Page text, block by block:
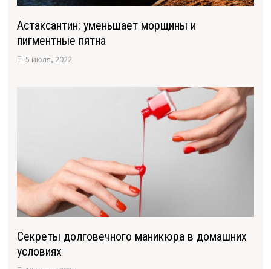
Астаксантин: уменьшает морщины и
пигментные пятна
5 июля, 2022
Секреты долговечного маникюра в домашних
условиях